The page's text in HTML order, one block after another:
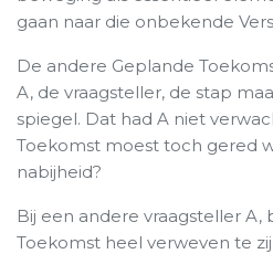
gaan naar die onbekende
De andere Geplande
A, de vraagsteller, de stap
spiegel. Dat had A niet
Toekomst moest toch gered
nabijheid?
Bij een andere vraagsteller A,
Toekomst heel verweven te